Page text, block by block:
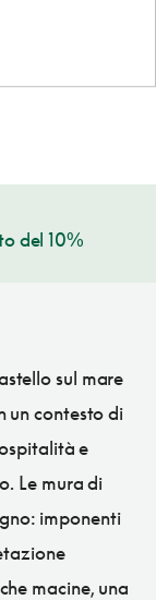
del 10%
sul mare
un contesto di
e
Le mura di
imponenti
macine, una